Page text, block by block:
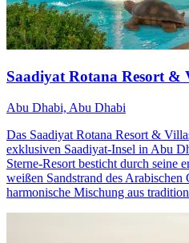
Saadiyat Rotana Resort &
Abu Dhabi, Abu Dhabi
Das Saadiyat Rotana Resort &
exklusiven Saadiyat-Insel in Abu
Sterne-Resort besticht durch seine
weißen Sandstrand des Arabischen
harmonische Mischung aus